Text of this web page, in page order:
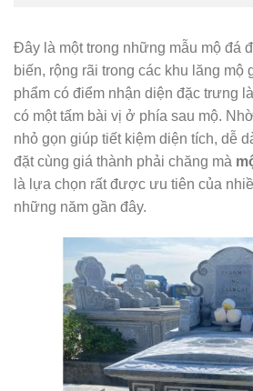
Đây là một trong những mẫu mộ đá
biến, rộng rãi trong các khu lăng mộ
phẩm có điểm nhận diện đặc trưng
có một tấm bài vị ở phía sau mộ.
nhỏ gọn giúp tiết kiệm diện tích, dễ
đặt cùng giá thành phải chăng mà
là lựa chọn rất được ưu tiên của
những năm gần đây.